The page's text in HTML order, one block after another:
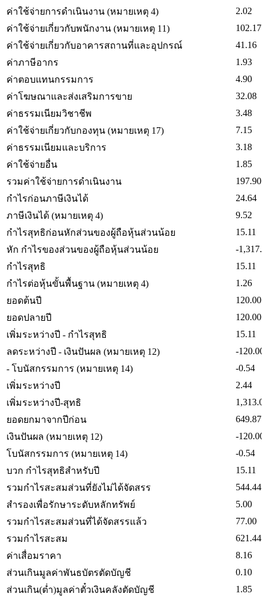
ค่าใช้จ่ายการดำเนินงาน (หมายเหตุ 4)
2.02
ค่าใช้จ่ายเกี่ยวกับพนักงาน (หมายเหตุ 11)
102.17
ค่าใช้จ่ายเกี่ยวกับอาคารสถานที่และอุปกรณ์
41.16
ค่าภาษีอากร
1.93
ค่าตอบแทนกรรมการ
4.90
ค่าโฆษณาและส่งเสริมการขาย
32.08
ค่าธรรมเนียมวิชาชีพ
3.48
ค่าใช้จ่ายเกี่ยวกับกองทุน (หมายเหตุ 17)
7.15
ค่าธรรมเนียมและบริการ
3.18
ค่าใช้จ่ายอื่น
1.85
รวมค่าใช้จ่ายการดำเนินงาน
197.90
กำไรก่อนภาษีเงินได้
24.64
ภาษีเงินได้ (หมายเหตุ 4)
9.52
กำไรสุทธิก่อนหักส่วนของผู้ถือหุ้นส่วนน้อย
15.11
หัก กำไรของส่วนของผู้ถือหุ้นส่วนน้อย
-
กำไรสุทธิ
15.11
กำไรต่อหุ้นขั้นพื้นฐาน (หมายเหตุ 4)
1.26
ยอดต้นปี
120.00
ยอดปลายปี
120.00
เพิ่มระหว่างปี - กำไรสุทธิ
15.11
ลดระหว่างปี - เงินปันผล (หมายเหตุ 12)
-
- โบนัสกรรมการ (หมายเหตุ 14)
-0.54
เพิ่มระหว่างปี
2.44
เพิ่มระหว่างปี-สุทธิ
ยอดยกมาจากปีก่อน
649.87
เงินปันผล (หมายเหตุ 12)
-
โบนัสกรรมการ (หมายเหตุ 14)
-0.54
บวก กำไรสุทธิสำหรับปี
15.11
รวมกำไรสะสมส่วนที่ยังไม่ได้จัดสรร
544.44
สำรองเพื่อรักษาระดับหลักทรัพย์
5.00
รวมกำไรสะสมส่วนที่ได้จัดสรรแล้ว
77.00
รวมกำไรสะสม
621.44
ค่าเสื่อมราคา
8.16
ส่วนเกินมูลค่าพันธบัตรตัดบัญชี
0.10
ส่วนเกิน(ต่ำ)มูลค่าตั๋วเงินคลังตัดบัญชี
1.85